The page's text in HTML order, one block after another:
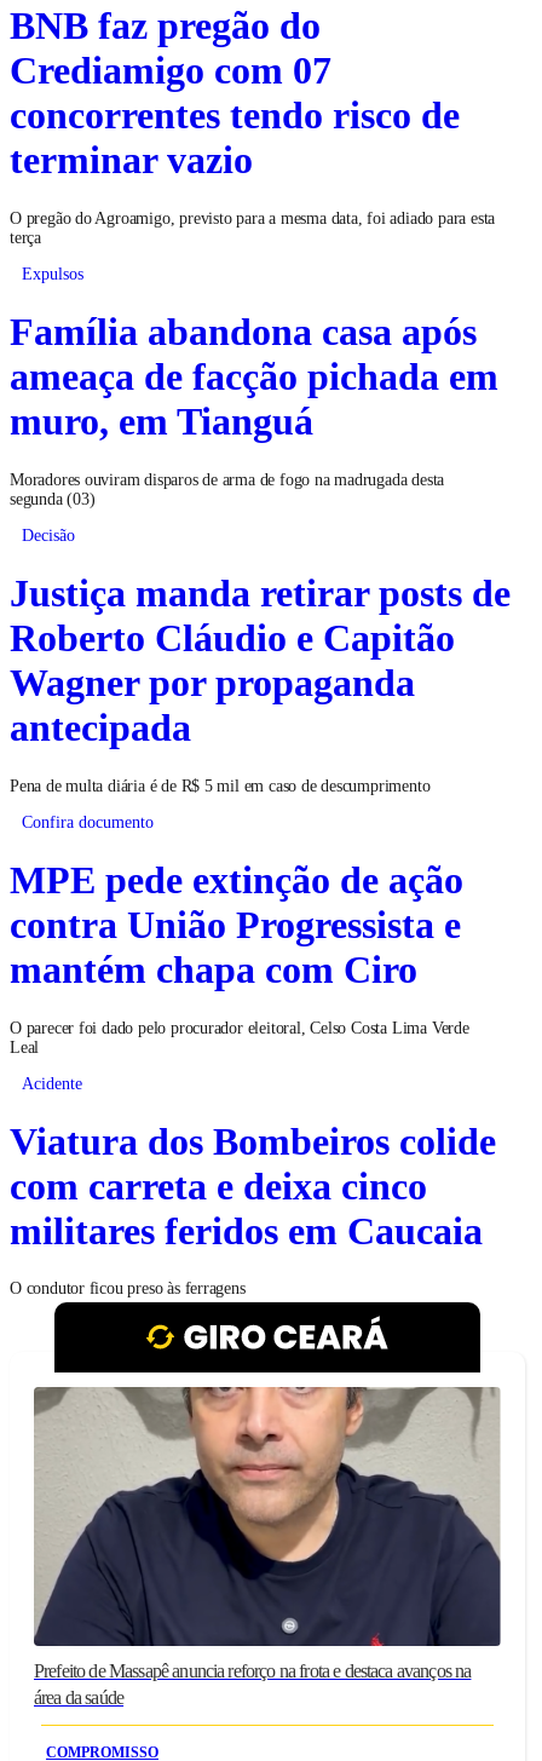
BNB faz pregão do
Crediamigo com 07
concorrentes tendo risco de
terminar vazio
O pregão do Agroamigo, previsto para a mesma data, foi adiado para esta
terça
Expulsos
Família abandona casa após
ameaça de facção pichada em
muro, em Tianguá
Moradores ouviram disparos de arma de fogo na madrugada desta
segunda (03)
Decisão
Justiça manda retirar posts de
Roberto Cláudio e Capitão
Wagner por propaganda
antecipada
Pena de multa diária é de R$ 5 mil em caso de descumprimento
Confira documento
MPE pede extinção de ação
contra União Progressista e
mantém chapa com Ciro
O parecer foi dado pelo procurador eleitoral, Celso Costa Lima Verde
Leal
Acidente
Viatura dos Bombeiros colide
com carreta e deixa cinco
militares feridos em Caucaia
O condutor ficou preso às ferragens
Prefeito de Massapê anuncia reforço na frota e destaca avanços na
área da saúde
COMPROMISSO